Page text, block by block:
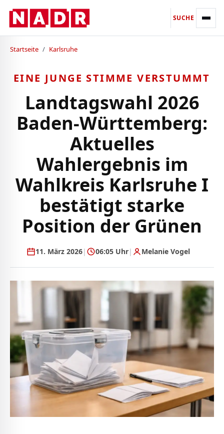
SUCHE
Startseite / Karlsruhe
EINE JUNGE STIMME VERSTUMMT
Landtagswahl 2026
Baden-Württemberg:
Aktuelles
Wahlergebnis im
Wahlkreis Karlsruhe I
bestätigt starke
Position der Grünen
11. März 2026| 06:05 Uhr| Melanie Vogel